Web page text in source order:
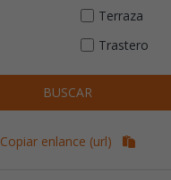
Terraza
Trastero
BUSCAR
Copiar enlance (url)